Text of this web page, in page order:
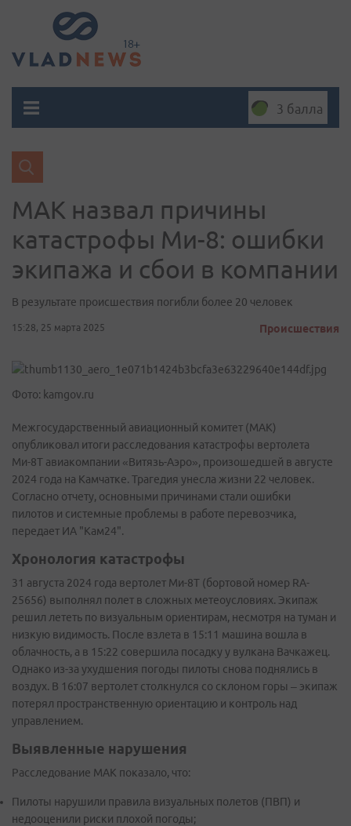
3 балла
МАК назвал причины
катастрофы Ми-8: ошибки
экипажа и сбои в компании
В результате происшествия погибли более 20 человек
15:28, 25 марта 2025 Происшествия
Фото: kamgov.ru
Межгосударственный авиационный комитет (МАК)
опубликовал итоги расследования катастрофы вертолета
Ми-8Т авиакомпании «Витязь-Аэро», произошедшей в августе
2024 года на Камчатке. Трагедия унесла жизни 22 человек.
Согласно отчету, основными причинами стали ошибки
пилотов и системные проблемы в работе перевозчика,
передает ИА "Кам24".
Хронология катастрофы
31 августа 2024 года вертолет Ми-8Т (бортовой номер RA-
25656) выполнял полет в сложных метеоусловиях. Экипаж
решил лететь по визуальным ориентирам, несмотря на туман и
низкую видимость. После взлета в 15:11 машина вошла в
облачность, а в 15:22 совершила посадку у вулкана Вачкажец.
Однако из-за ухудшения погоды пилоты снова поднялись в
воздух. В 16:07 вертолет столкнулся со склоном горы – экипаж
потерял пространственную ориентацию и контроль над
управлением.
Выявленные нарушения
Расследование МАК показало, что:
Пилоты нарушили правила визуальных полетов (ПВП) и
недооценили риски плохой погоды;